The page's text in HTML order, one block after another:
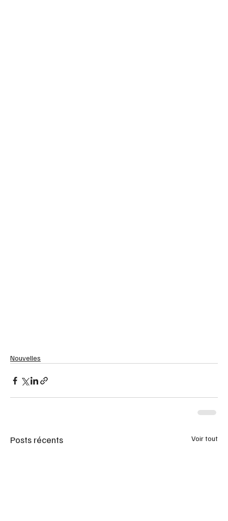
Nouvelles
Posts récents Voir tout